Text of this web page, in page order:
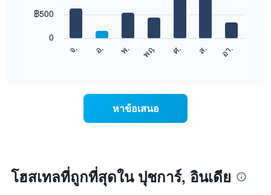
bars.
แผนภูมิ
วัน
จ. อ. พ. พฤ. ศ. ส. อา.
0
฿500
หาข้อเสนอ
โฮสเทลที่ถูกที่สุดใน ปุชการ์, อินเดีย